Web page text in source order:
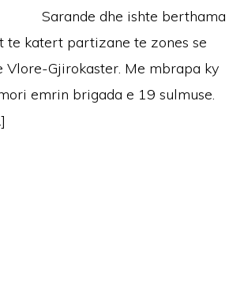
Sarande dhe ishte berthama
te katert partizane te zones se
Vlore-Gjirokaster. Me mbrapa ky
emrin brigada e 19 sulmuse.